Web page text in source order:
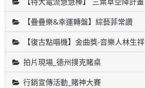
【疊疊樂&幸運轉盤】綜藝菲常讚
【復古點唱機】金曲獎-音樂人林生祥
拍片現場_德州撲克賭桌
行銷宣傳活動_賭神大賽